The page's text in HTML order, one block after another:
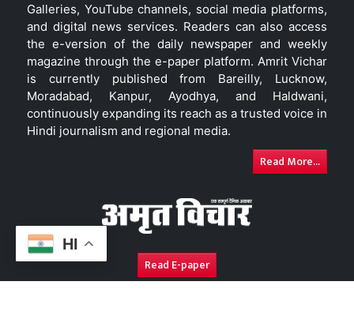
HI
Galleries, YouTube channels, social media platforms,
and digital news services. Readers can also access
the e-version of the daily newspaper and weekly
magazine through the e-paper platform. Amrit Vichar
is currently published from Bareilly, Lucknow,
Moradabad, Kanpur, Ayodhya, and Haldwani,
continuously expanding its reach as a trusted voice in
Hindi journalism and regional media.
Read More...
Read E-paper